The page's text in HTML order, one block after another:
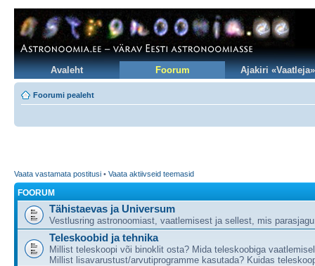
Avaleht Foorum Ajakiri «Vaatleja»
Foorumi pealeht
Vaata vastamata postitusi • Vaata aktiivseid teemasid
FOORUM
Tähistaevas ja Universum
Vestlusring astronoomiast, vaatlemisest ja sellest, mis
Teleskoobid ja tehnika
Millist teleskoopi või binoklit osta? Mida teleskoobiga
Millist lisavarustust/arvutiprogramme kasutada? Kuidas